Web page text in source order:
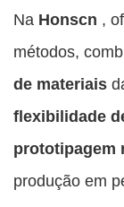
Na Honscn ,
métodos,
de materiais
flexibilidade
prototipagem
produção em